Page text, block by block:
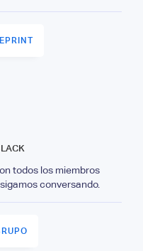
todos los miembros
conversando.